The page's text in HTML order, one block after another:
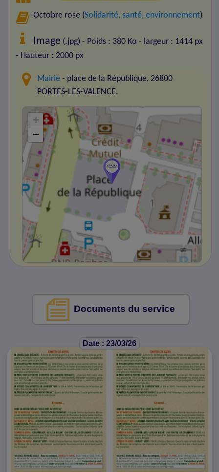
Octobre rose (Solidarité, santé, environnement)
Image (.jpg) - Poids : 380 Ko - largeur : 1414 px
- Hauteur : 2000 px
Mairie - place de la République, 26800
PORTES-LES-VALENCE.
+
−
Documents du service
Date : 23/03/26